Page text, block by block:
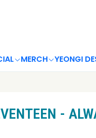
MERCH YEONGI
-